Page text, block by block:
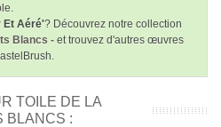
Et Aéré'? Découvrez notre collection
Blancs - et trouvez d'autres œuvres
TOILE DE LA
BLANCS :